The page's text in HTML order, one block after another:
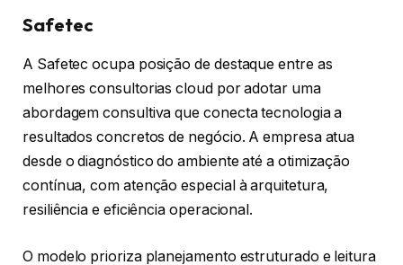
Safetec
A Safetec ocupa posição de destaque entre as
melhores consultorias cloud por adotar uma
abordagem consultiva que conecta tecnologia a
resultados concretos de negócio. A empresa atua
desde o diagnóstico do ambiente até a otimização
contínua, com atenção especial à arquitetura,
resiliência e eficiência operacional.
O modelo prioriza planejamento estruturado e leitura